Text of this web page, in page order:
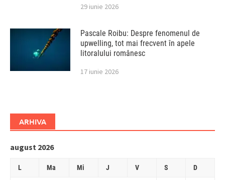
29 iunie 2026
Pascale Roibu: Despre fenomenul de
upwelling, tot mai frecvent în apele
litoralului românesc
17 iunie 2026
ARHIVA
august 2026
L Ma Mi J V S D